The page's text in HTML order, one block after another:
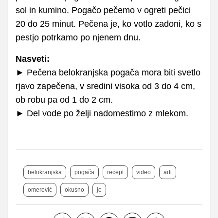
sol in kumino. Pogačo pečemo v ogreti pečici
20 do 25 minut. Pečena je, ko votlo zadoni, ko s
pestjo potrkamo po njenem dnu.
Nasveti:
► Pečena belokranjska pogača mora biti svetlo
rjavo zapečena, v sredini visoka od 3 do 4 cm,
ob robu pa od 1 do 2 cm.
► Del vode po želji nadomestimo z mlekom.
belokranjska pogača recept video adi
omerović okusno je